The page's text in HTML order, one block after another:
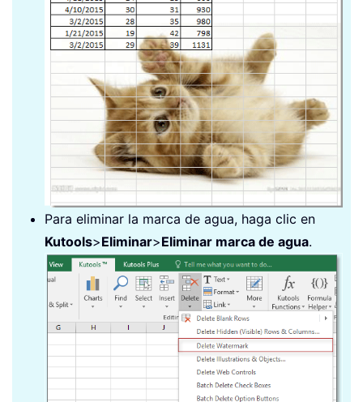
Para eliminar la marca de agua, haga clic en
Kutools>Eliminar>Eliminar marca de agua.